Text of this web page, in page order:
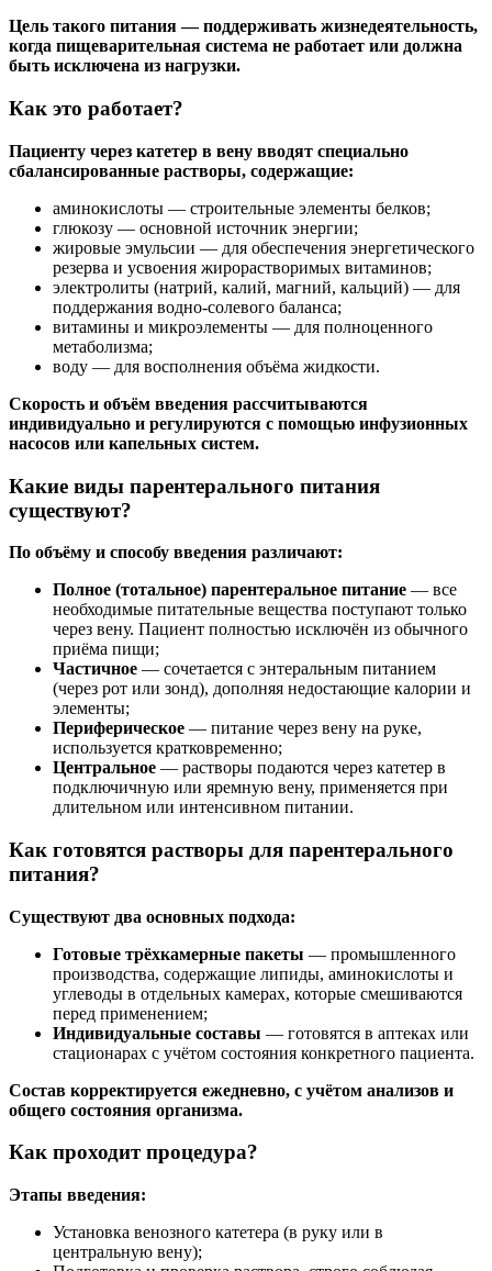
Цель такого питания — поддерживать жизнедеятельность,
когда пищеварительная система не работает или должна
быть исключена из нагрузки.
Как это работает?
Пациенту через катетер в вену вводят специально
сбалансированные растворы, содержащие:
аминокислоты — строительные элементы белков;
глюкозу — основной источник энергии;
жировые эмульсии — для обеспечения энергетического
резерва и усвоения жирорастворимых витаминов;
электролиты (натрий, калий, магний, кальций) — для
поддержания водно-солевого баланса;
витамины и микроэлементы — для полноценного
метаболизма;
воду — для восполнения объёма жидкости.
Скорость и объём введения рассчитываются
индивидуально и регулируются с помощью инфузионных
насосов или капельных систем.
Какие виды парентерального питания
существуют?
По объёму и способу введения различают:
Полное (тотальное) парентеральное питание — все
необходимые питательные вещества поступают только
через вену. Пациент полностью исключён из обычного
приёма пищи;
Частичное — сочетается с энтеральным питанием
(через рот или зонд), дополняя недостающие калории и
элементы;
Периферическое — питание через вену на руке,
используется кратковременно;
Центральное — растворы подаются через катетер в
подключичную или яремную вену, применяется при
длительном или интенсивном питании.
Как готовятся растворы для парентерального
питания?
Существуют два основных подхода:
Готовые трёхкамерные пакеты — промышленного
производства, содержащие липиды, аминокислоты и
углеводы в отдельных камерах, которые смешиваются
перед применением;
Индивидуальные составы — готовятся в аптеках или
стационарах с учётом состояния конкретного пациента.
Состав корректируется ежедневно, с учётом анализов и
общего состояния организма.
Как проходит процедура?
Этапы введения:
Установка венозного катетера (в руку или в
центральную вену);